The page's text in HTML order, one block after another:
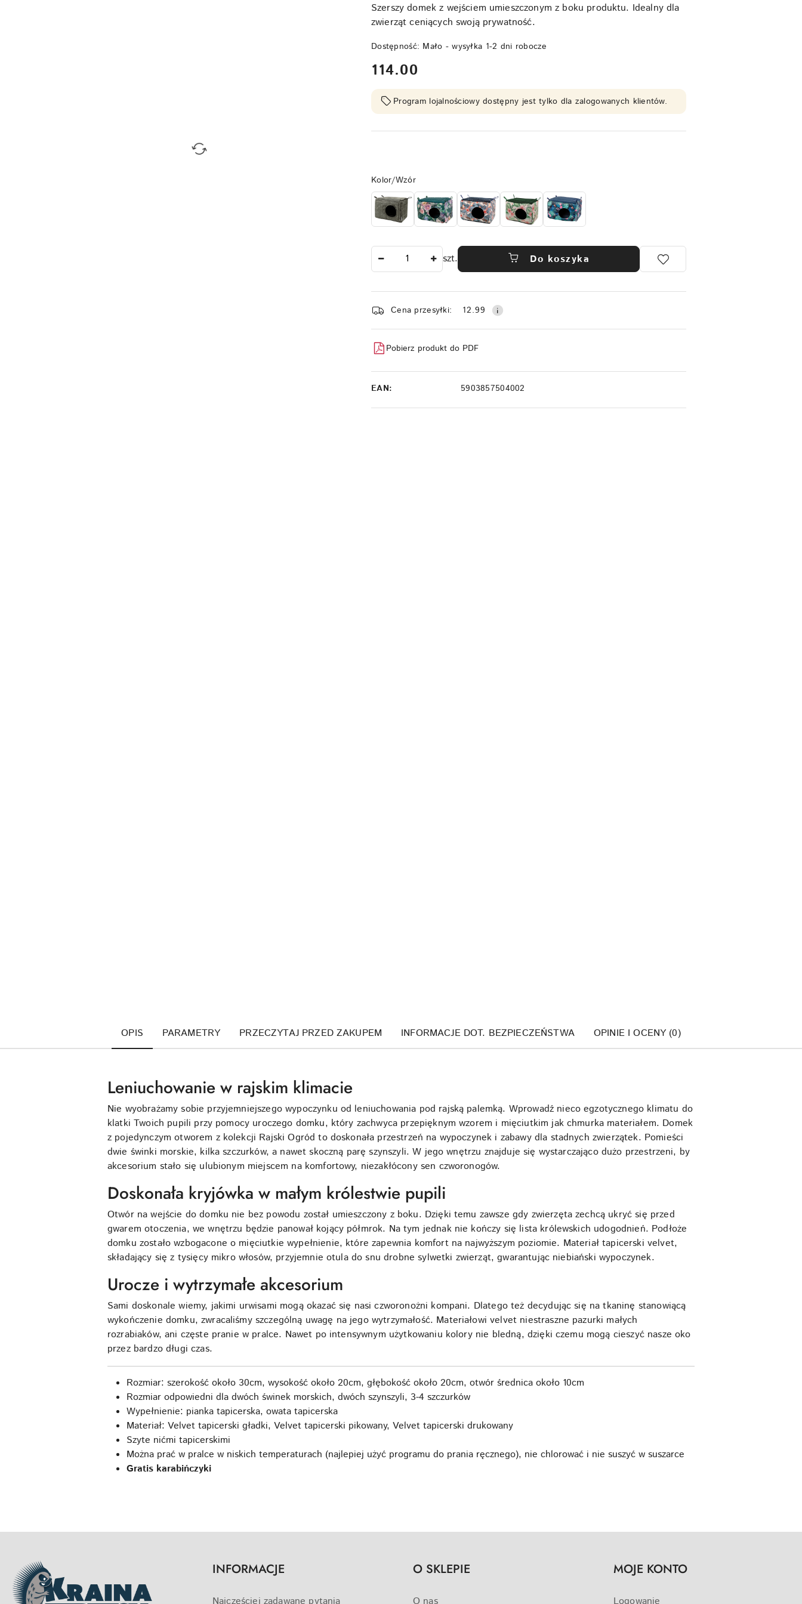
Szerszy domek z wejściem umieszczonym z boku produktu. Idealny dla
zwierząt ceniących swoją prywatność.
Dostępność: Mało - wysyłka 1-2 dni robocze
cena:
114.00
Program lojalnościowy dostępny jest tylko dla zalogowanych klientów.
Wariant
Kolor/Wzór
szt. Do koszyka
Dostępność
i
dostawa
Cena przesyłki: 12.99
Pobierz produkt do PDF
EAN: 5903857504002
OPIS PARAMETRY PRZECZYTAJ PRZED ZAKUPEM INFORMACJE DOT. BEZPIECZEŃSTWA OPINIE I OCENY (0)
Leniuchowanie w rajskim klimacie
Nie wyobrażamy sobie przyjemniejszego wypoczynku od leniuchowania pod rajską palemką. Wprowadź nieco egzotycznego klimatu do
klatki Twoich pupili przy pomocy uroczego domku, który zachwyca przepięknym wzorem i mięciutkim jak chmurka materiałem. Domek
z pojedynczym otworem z kolekcji Rajski Ogród to doskonała przestrzeń na wypoczynek i zabawy dla stadnych zwierzątek. Pomieści
dwie świnki morskie, kilka szczurków, a nawet skoczną parę szynszyli. W jego wnętrzu znajduje się wystarczająco dużo przestrzeni, by
akcesorium stało się ulubionym miejscem na komfortowy, niezakłócony sen czworonogów.
Doskonała kryjówka w małym królestwie pupili
Otwór na wejście do domku nie bez powodu został umieszczony z boku. Dzięki temu zawsze gdy zwierzęta zechcą ukryć się przed
gwarem otoczenia, we wnętrzu będzie panował kojący półmrok. Na tym jednak nie kończy się lista królewskich udogodnień. Podłoże
domku zostało wzbogacone o mięciutkie wypełnienie, które zapewnia komfort na najwyższym poziomie. Materiał tapicerski velvet,
składający się z tysięcy mikro włosów, przyjemnie otula do snu drobne sylwetki zwierząt, gwarantując niebiański wypoczynek.
Urocze i wytrzymałe akcesorium
Sami doskonale wiemy, jakimi urwisami mogą okazać się nasi czworonożni kompani. Dlatego też decydując się na tkaninę stanowiącą
wykończenie domku, zwracaliśmy szczególną uwagę na jego wytrzymałość. Materiałowi velvet niestraszne pazurki małych
rozrabiaków, ani częste pranie w pralce. Nawet po intensywnym użytkowaniu kolory nie bledną, dzięki czemu mogą cieszyć nasze oko
przez bardzo długi czas.
Rozmiar: szerokość około 30cm, wysokość około 20cm, głębokość około 20cm, otwór średnica około 10cm
Rozmiar odpowiedni dla dwóch świnek morskich, dwóch szynszyli, 3-4 szczurków
Wypełnienie: pianka tapicerska, owata tapicerska
Materiał: Velvet tapicerski gładki, Velvet tapicerski pikowany, Velvet tapicerski drukowany
Szyte nićmi tapicerskimi
Można prać w pralce w niskich temperaturach (najlepiej użyć programu do prania ręcznego), nie chlorować i nie suszyć w suszarce
Gratis karabińczyki
INFORMACJE O SKLEPIE MOJE KONTO